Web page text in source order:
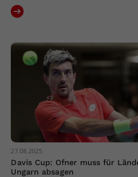
27.08.2025
Davis Cup: Ofner muss für
Ungarn absagen